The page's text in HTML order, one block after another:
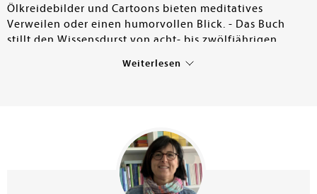
Ölkreidebilder und Cartoons bieten meditatives
Verweilen oder einen humorvollen Blick. - Das Buch
stillt den Wissensdurst von acht- bis zwölfjährigen
Weiterlesen